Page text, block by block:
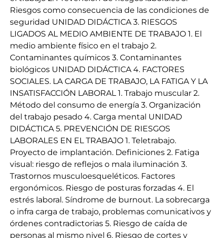
Riesgos como consecuencia de las condiciones de
seguridad UNIDAD DIDÁCTICA 3. RIESGOS
LIGADOS AL MEDIO AMBIENTE DE TRABAJO 1. El
medio ambiente físico en el trabajo 2.
Contaminantes químicos 3. Contaminantes
biológicos UNIDAD DIDÁCTICA 4. FACTORES
SOCIALES. LA CARGA DE TRABAJO, LA FATIGA Y LA
INSATISFACCIÓN LABORAL 1. Trabajo muscular 2.
Método del consumo de energía 3. Organización
del trabajo pesado 4. Carga mental UNIDAD
DIDÁCTICA 5. PREVENCIÓN DE RIESGOS
LABORALES EN EL TRABAJO 1. Teletrabajo.
Proyecto de implantación. Definiciones 2. Fatiga
visual: riesgo de reflejos o mala iluminación 3.
Trastornos musculoesqueléticos. Factores
ergonómicos. Riesgo de posturas forzadas 4. El
estrés laboral. Síndrome de burnout. La sobrecarga
o infra carga de trabajo, problemas comunicativos y
órdenes contradictorias 5. Riesgo de caída de
personas al mismo nivel 6. Riesgo de cortes y